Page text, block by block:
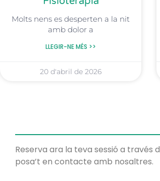
Molts nens es desperten a la nit
amb dolor a
LLEGIR-NE MÉS >>
20 d'abril de 2026
Reserva ara la teva sessió a través
posa’t en contacte amb nosaltres.